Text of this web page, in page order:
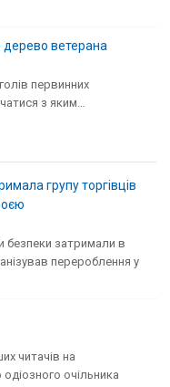
дерево ветерана
первинних
з яким…
групу торгівців
безпеки затримали в
перероблення у
читачів на
очільника